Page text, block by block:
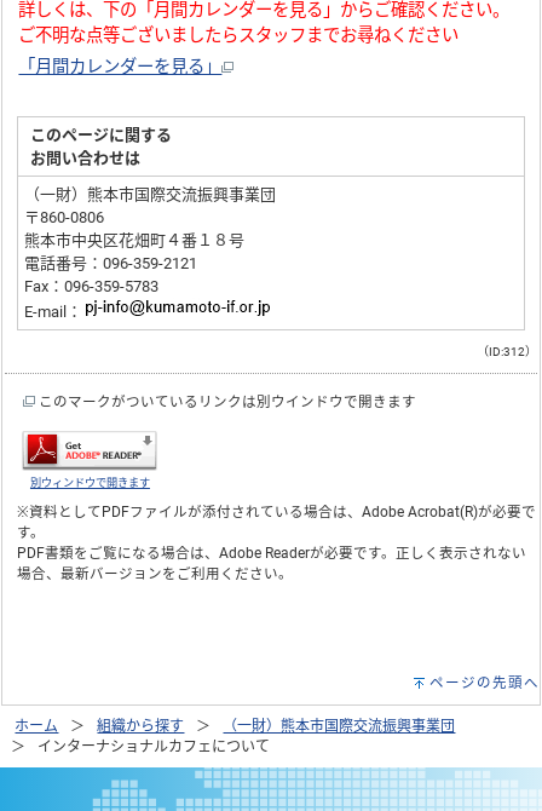
詳しくは、下の「月間カレンダーを見る」からご確認ください。
ご不明な点等ございましたらスタッフまでお尋ねください
「月間カレンダーを見る」
このページに関する
お問い合わせは
（一財）熊本市国際交流振興事業団
〒860-0806
熊本市中央区花畑町４番１８号
電話番号：096-359-2121
Fax：096-359-5783
E-mail：
（ID:312）
このマークがついているリンクは別ウインドウで開きます
別ウィンドウで開きます
※資料としてPDFファイルが添付されている場合は、Adobe Acrobat(R)が必要で
す。
PDF書類をご覧になる場合は、Adobe Readerが必要です。正しく表示されない
場合、最新バージョンをご利用ください。
ページの先頭へ
ホーム 組織から探す
（一財）熊本市国際交流振興事業団
インターナショナルカフェについて